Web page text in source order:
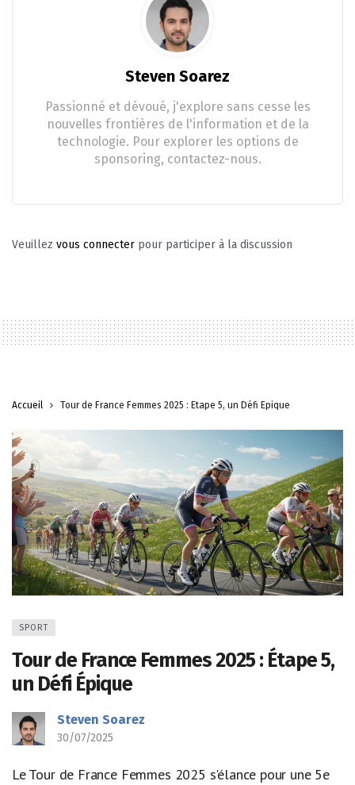
Steven Soarez
Passionné et dévoué, j'explore sans cesse les
nouvelles frontières de l'information et de la
technologie. Pour explorer les options de
sponsoring, contactez-nous.
Veuillez vous connecter pour participer à la discussion
Accueil Tour de France Femmes 2025 : Étape 5, un Défi Épique
SPORT
Tour de France Femmes 2025 : Étape 5,
un Défi Épique
Steven Soarez
30/07/2025
Le Tour de France Femmes 2025 s'élance pour une 5e